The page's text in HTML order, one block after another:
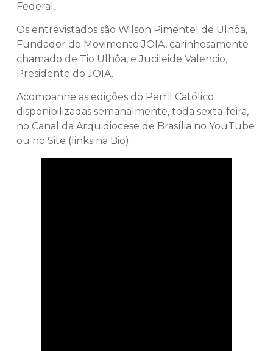
Federal.
Os entrevistados são Wilson Pimentel de Ulhôa,
Fundador do Movimento JOIA, carinhosamente
chamado de Tio Ulhôa, e Jucileide Valencio,
Presidente do JOIA.
Acompanhe as edições do Perfil Católico
disponibilizadas semanalmente, toda sexta-feira,
no Canal da Arquidiocese de Brasília no YouTube
ou no Site (links na Bio).